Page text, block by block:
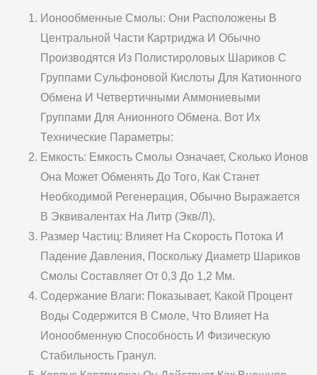
Ионообменные Смолы: Они Расположены В
Центральной Части Картриджа И Обычно
Производятся Из Полистироловых Шариков С
Группами Сульфоновой Кислоты Для Катионного
Обмена И Четвертичными Аммониевыми
Группами Для Анионного Обмена. Вот Их
Технические Параметры:
Емкость: Емкость Смолы Означает, Сколько Ионов
Она Может Обменять До Того, Как Станет
Необходимой Регенерация, Обычно Выражается
В Эквивалентах На Литр (экв/л).
Размер Частиц: Влияет На Скорость Потока И
Падение Давления, Поскольку Диаметр Шариков
Смолы Составляет От 0,3 До 1,2 Мм.
Содержание Влаги: Показывает, Какой Процент
Воды Содержится В Смоле, Что Влияет На
Ионообменную Способность И Физическую
Стабильность Гранул.